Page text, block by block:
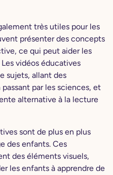
très utiles pour les
présenter des concepts
ce qui peut aider les
vidéos éducatives
sujets, allant des
par les sciences, et
alternative à la lecture
sont de plus en plus
des enfants. Ces
des éléments visuels,
les enfants à apprendre de